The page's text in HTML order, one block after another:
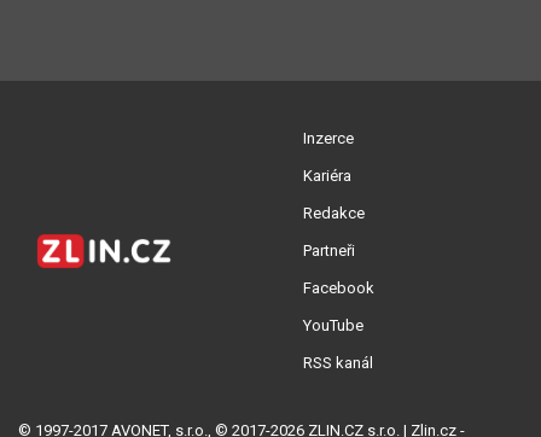
Inzerce
Kariéra
Redakce
Partneři
Facebook
YouTube
RSS kanál
© 1997-2017 AVONET, s.r.o., © 2017-2026 ZLIN.CZ s.r.o. | Zlin.cz -